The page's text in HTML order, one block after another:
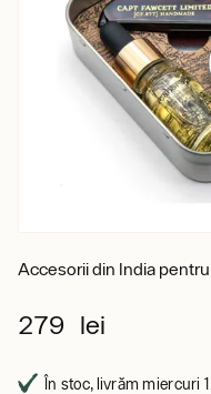
Accesorii din India
279 lei
În stoc, livrăm miercuri